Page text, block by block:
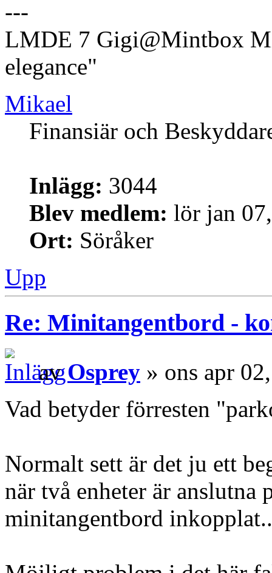
---
LMDE 7 Gigi@Mintbox
elegance"
Mikael
Finansiär och
Inlägg: 3044
Blev medlem: lör jan
Ort: Söråker
Upp
Re: Minitangentbord -
avOsprey » ons apr
Vad betyder förresten
Normalt sett är det ju ett
när två enheter är anslutna
minitangentbord